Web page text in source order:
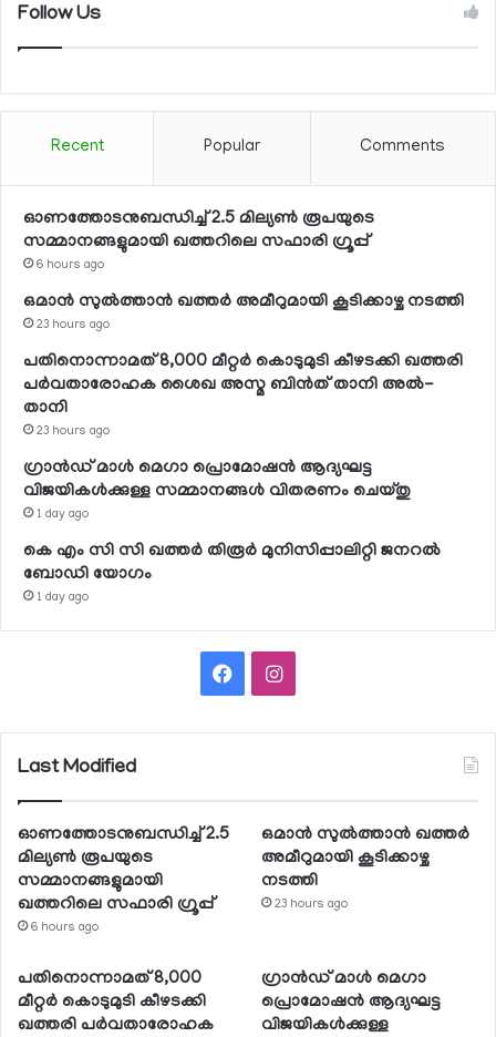
Follow Us
Recent Popular Comments
ഓണത്തോടനുബന്ധിച്ച് 2.5 മില്യണ്‍ രൂപയുടെ
സമ്മാനങ്ങളുമായി ഖത്തറിലെ സഫാരി ഗ്രൂപ്പ്
6 hours ago
ഒമാന്‍ സുല്‍ത്താന്‍ ഖത്തര്‍ അമീറുമായി കൂടിക്കാഴ്ച നടത്തി
23 hours ago
പതിനൊന്നാമത് 8,000 മീറ്റര്‍ കൊടുമുടി കീഴടക്കി ഖത്തരി
പര്‍വതാരോഹക ശൈഖ അസ്മ ബിന്‍ത് താനി അല്‍-
താനി
23 hours ago
ഗ്രാന്‍ഡ് മാള്‍ മെഗാ പ്രൊമോഷന്‍ ആദ്യഘട്ട
വിജയികള്‍ക്കുള്ള സമ്മാനങ്ങള്‍ വിതരണം ചെയ്തു
1 day ago
കെ എം സി സി ഖത്തര്‍ തിരൂര്‍ മുനിസിപ്പാലിറ്റി ജനറല്‍
ബോഡി യോഗം
1 day ago
FacebookInstagram
Last Modified
ഓണത്തോടനുബന്ധിച്ച് 2.5
മില്യണ്‍ രൂപയുടെ
സമ്മാനങ്ങളുമായി
ഖത്തറിലെ സഫാരി ഗ്രൂപ്പ്
6 hours ago
ഒമാന്‍ സുല്‍ത്താന്‍ ഖത്തര്‍
അമീറുമായി കൂടിക്കാഴ്ച
നടത്തി
23 hours ago
പതിനൊന്നാമത് 8,000
മീറ്റര്‍ കൊടുമുടി കീഴടക്കി
ഖത്തരി പര്‍വതാരോഹക
ഗ്രാന്‍ഡ് മാള്‍ മെഗാ
പ്രൊമോഷന്‍ ആദ്യഘട്ട
വിജയികള്‍ക്കുള്ള